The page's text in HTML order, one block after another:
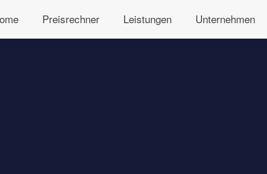
Preisrechner Leistungen Unternehmen